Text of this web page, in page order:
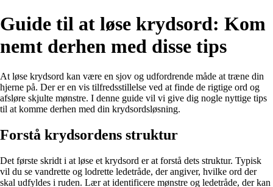
Guide til at løse krydsord: Kom
nemt derhen med disse tips
At løse krydsord kan være en sjov og udfordrende måde at træne din
hjerne på. Der er en vis tilfredsstillelse ved at finde de rigtige ord og
afsløre skjulte mønstre. I denne guide vil vi give dig nogle nyttige tips
til at komme derhen med din krydsordsløsning.
Forstå krydsordens struktur
Det første skridt i at løse et krydsord er at forstå dets struktur. Typisk
vil du se vandrette og lodrette ledetråde, der angiver, hvilke ord der
skal udfyldes i ruden. Lær at identificere mønstre og ledetråde, der kan